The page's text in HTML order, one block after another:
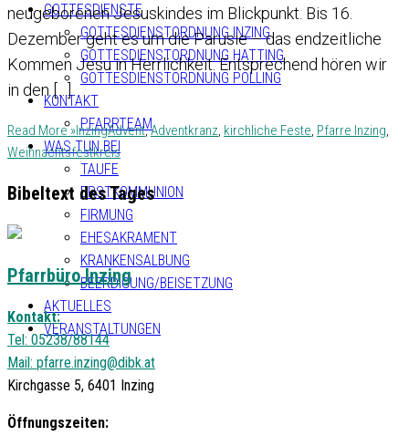
GOTTESDIENSTE
GOTTESDIENSTORDNUNG INZING
GOTTESDIENSTORDNUNG HATTING
GOTTESDIENSTORDNUNG POLLING
KONTAKT
PFARRTEAM
WAS TUN BEI
TAUFE
ERSTKOMMUNION
FIRMUNG
EHESAKRAMENT
KRANKENSALBUNG
BEERDIGUNG/BEISETZUNG
AKTUELLES
VERANSTALTUNGEN
neugeborenen Jesuskindes im Blickpunkt. Bis 16.
Dezember geht es um die Parusie – das endzeitliche
Kommen Jesu in Herrlichkeit. Entsprechend hören wir
in den […]
Read More »InzingAdvent,Adventkranz, kirchliche Feste, Pfarre Inzing,
Weihnachtsfestkreis
Bibeltext des Tages
Pfarrbüro Inzing
Kontakt:
Tel: 05238/88144
Mail: pfarre.inzing@dibk.at
Kirchgasse 5, 6401 Inzing
Öffnungszeiten: